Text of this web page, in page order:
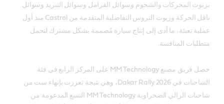
بزيوت المحركات والشحوم وسوائل الفرامل وسوائل التبريد وسوائل
ناقل الحركة وزيوت التروس التفاضلية المتقدمة من Castrol منذ أول
عملية تعبئة، ما أدى إلى إنتاج سيارة مُصممة بشكل مشترك لتحمل
متطلبات المنافسة.
حصل فريق مصنع MM Technology على المركز الرابع في فئة
الشاحنات في Dakar Rally 2026، وهي نتيجة تعززت بإنهاء ست من
شاحنات الرالي الصحراوية MM Technology التسع المدعومة من